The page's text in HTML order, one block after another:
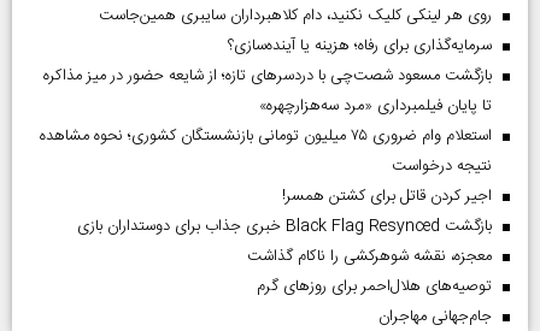
روی هر لینکی کلیک نکنید، دام کلاهبرداران سایبری همین‌جاست
سرمایه‌گذاری برای رفاه؛ هزینه یا آینده‌سازی؟
بازگشت مسعود شصت‌چی با دردسر‌های تازه؛ از شایعه حضور در میز مذاکره
تا پایان فیلمبرداری «مرد سه‌هزارچهره»
استعلام وام ضروری ۷۵ میلیون تومانی بازنشستگان کشوری؛ نحوه مشاهده
نتیجه درخواست
اجیر کردن قاتل برای کشتن همسر!
بازگشت Black Flag Resynced خبری جذاب برای دوستداران بازی
معجزه، نقشه شوهرکشی را ناکام گذاشت
توصیه‌های هلال‌احمر برای روز‌های گرم
جام‌جهانی مهاجران